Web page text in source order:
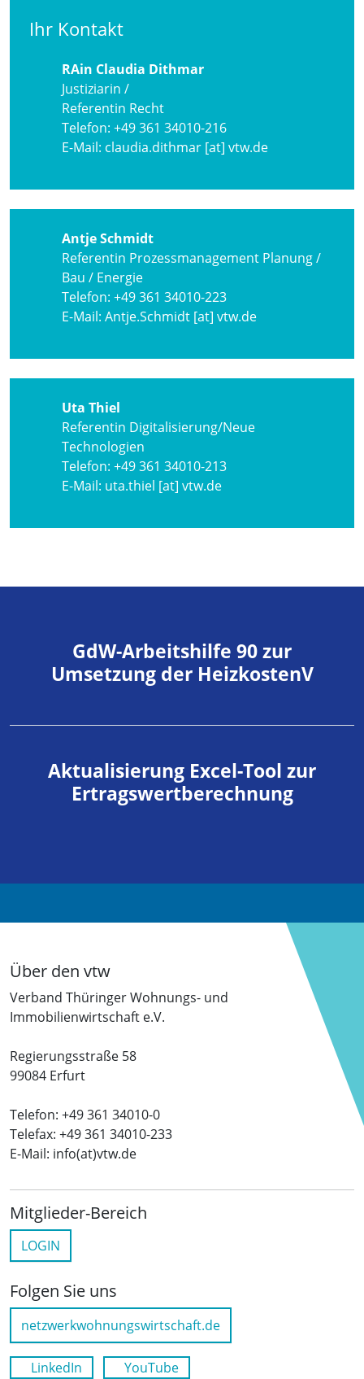
Ihr Kontakt
RAin Claudia Dithmar
Justiziarin /
Referentin Recht
Telefon: +49 361 34010-216
E-Mail: claudia.dithmar [at] vtw.de
Antje Schmidt
Referentin Prozessmanagement Planung /
Bau / Energie
Telefon: +49 361 34010-223
E-Mail: Antje.Schmidt [at] vtw.de
Uta Thiel
Referentin Digitalisierung/Neue
Technologien
Telefon: +49 361 34010-213
E-Mail: uta.thiel [at] vtw.de
GdW-Arbeitshilfe 90 zur
Umsetzung der HeizkostenV
Aktualisierung Excel-Tool zur
Ertragswertberechnung
Über den vtw
Verband Thüringer Wohnungs- und
Immobilienwirtschaft e.V.
Regierungsstraße 58
99084 Erfurt
Telefon: +49 361 34010-0
Telefax: +49 361 34010-233
E-Mail: info(at)vtw.de
Mitglieder-Bereich
LOGIN
Folgen Sie uns
netzwerkwohnungswirtschaft.de
LinkedIn YouTube